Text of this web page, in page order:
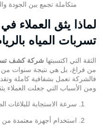
متكاملة تجمع بين الجودة
لماذا يثق
تسربات المياه
الثقة التي اكتسبتها شركة كشف
من فراغ، بل هي نتيجة سنوات من
فالشركة تعمل بشفافية كاملة
ومن الأسباب التي جعلت العملاء
سرعة الاستجابة للبلاغات
استخدام أجهزة معتمدة